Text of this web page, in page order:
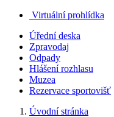
Virtuální prohlídka
Úřední deska
Zpravodaj
Odpady
Hlášení rozhlasu
Muzea
Rezervace sportovišť
Úvodní stránka